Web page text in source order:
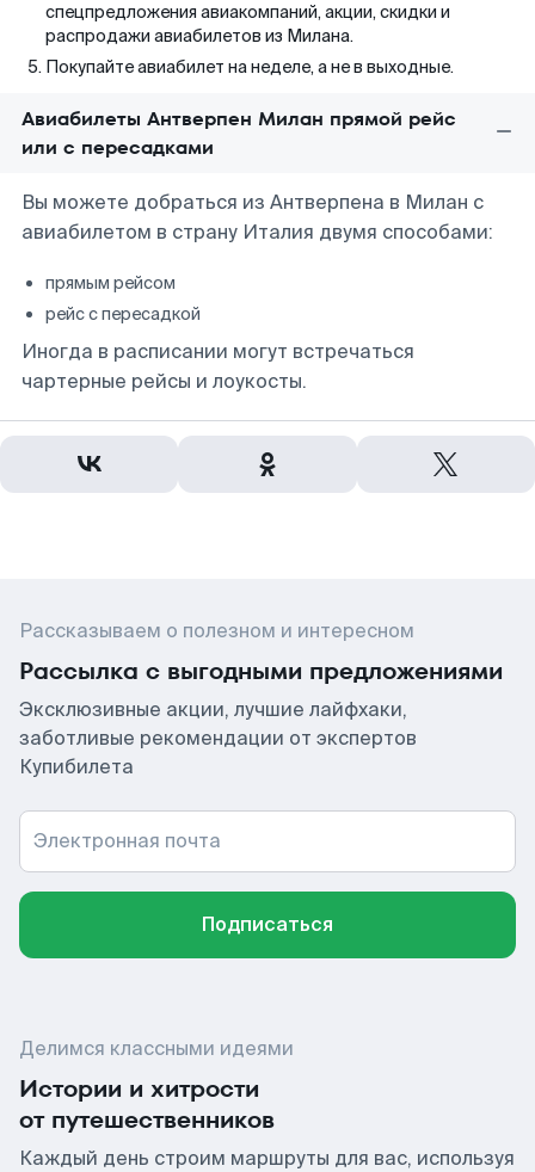
спецпредложения авиакомпаний, акции, скидки и
распродажи авиабилетов из Милана.
Покупайте авиабилет на неделе, а не в выходные.
Авиабилеты Антверпен Милан прямой рейс
или с пересадками
Вы можете добраться из Антверпена в Милан с
авиабилетом в страну Италия двумя способами:
прямым рейсом
рейс с пересадкой
Иногда в расписании могут встречаться
чартерные рейсы и лоукосты.
Рассказываем о полезном и интересном
Рассылка с выгодными предложениями
Эксклюзивные акции, лучшие лайфхаки,
заботливые рекомендации от экспертов
Купибилета
Электронная почта
Подписаться
Делимся классными идеями
Истории и хитрости
от путешественников
Каждый день строим маршруты для вас, используя